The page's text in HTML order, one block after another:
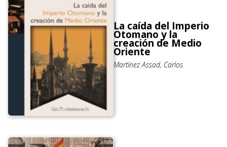
La caída del Imperio
Otomano y la
creación de Medio
Oriente
Martínez Assad, Carlos